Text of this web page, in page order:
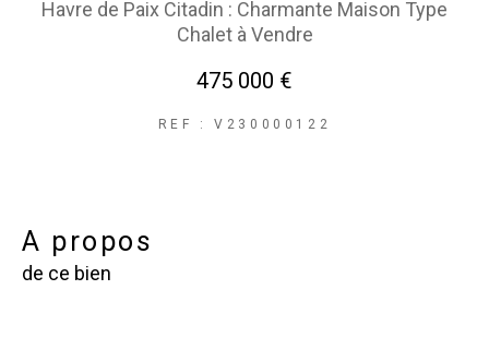
Havre de Paix Citadin : Charmante Maison Type
Chalet à Vendre
475 000 €
REF : V230000122
a propos
de ce bien